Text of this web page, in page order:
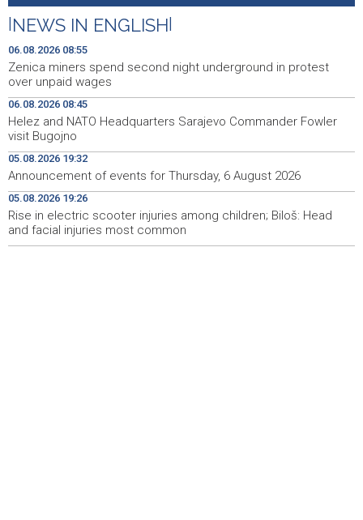
08:55
Zenica miners spend second night underground in
protest over unpaid wages
08:45
Helez and NATO Headquarters Sarajevo Commander
Fowler visit Bugojno
08:42
HRW: Izraelski napad na libanske novinare mogao bi biti
ratni zločin
08:41
Najave foto i video servisa za 6. 8. 2026. godine
(četvrtak)
08:17 Trump: Razgovori s Iranom 'idu prilično dobro'
NEWS IN ENGLISH
06.08.2026 08:55
Zenica miners spend second night underground in protest
over unpaid wages
06.08.2026 08:45
Helez and NATO Headquarters Sarajevo Commander Fowler
visit Bugojno
05.08.2026 19:32
Announcement of events for Thursday, 6 August 2026
05.08.2026 19:26
Rise in electric scooter injuries among children; Biloš: Head
and facial injuries most common